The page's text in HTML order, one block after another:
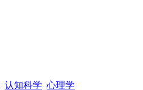
认知科学 心理学